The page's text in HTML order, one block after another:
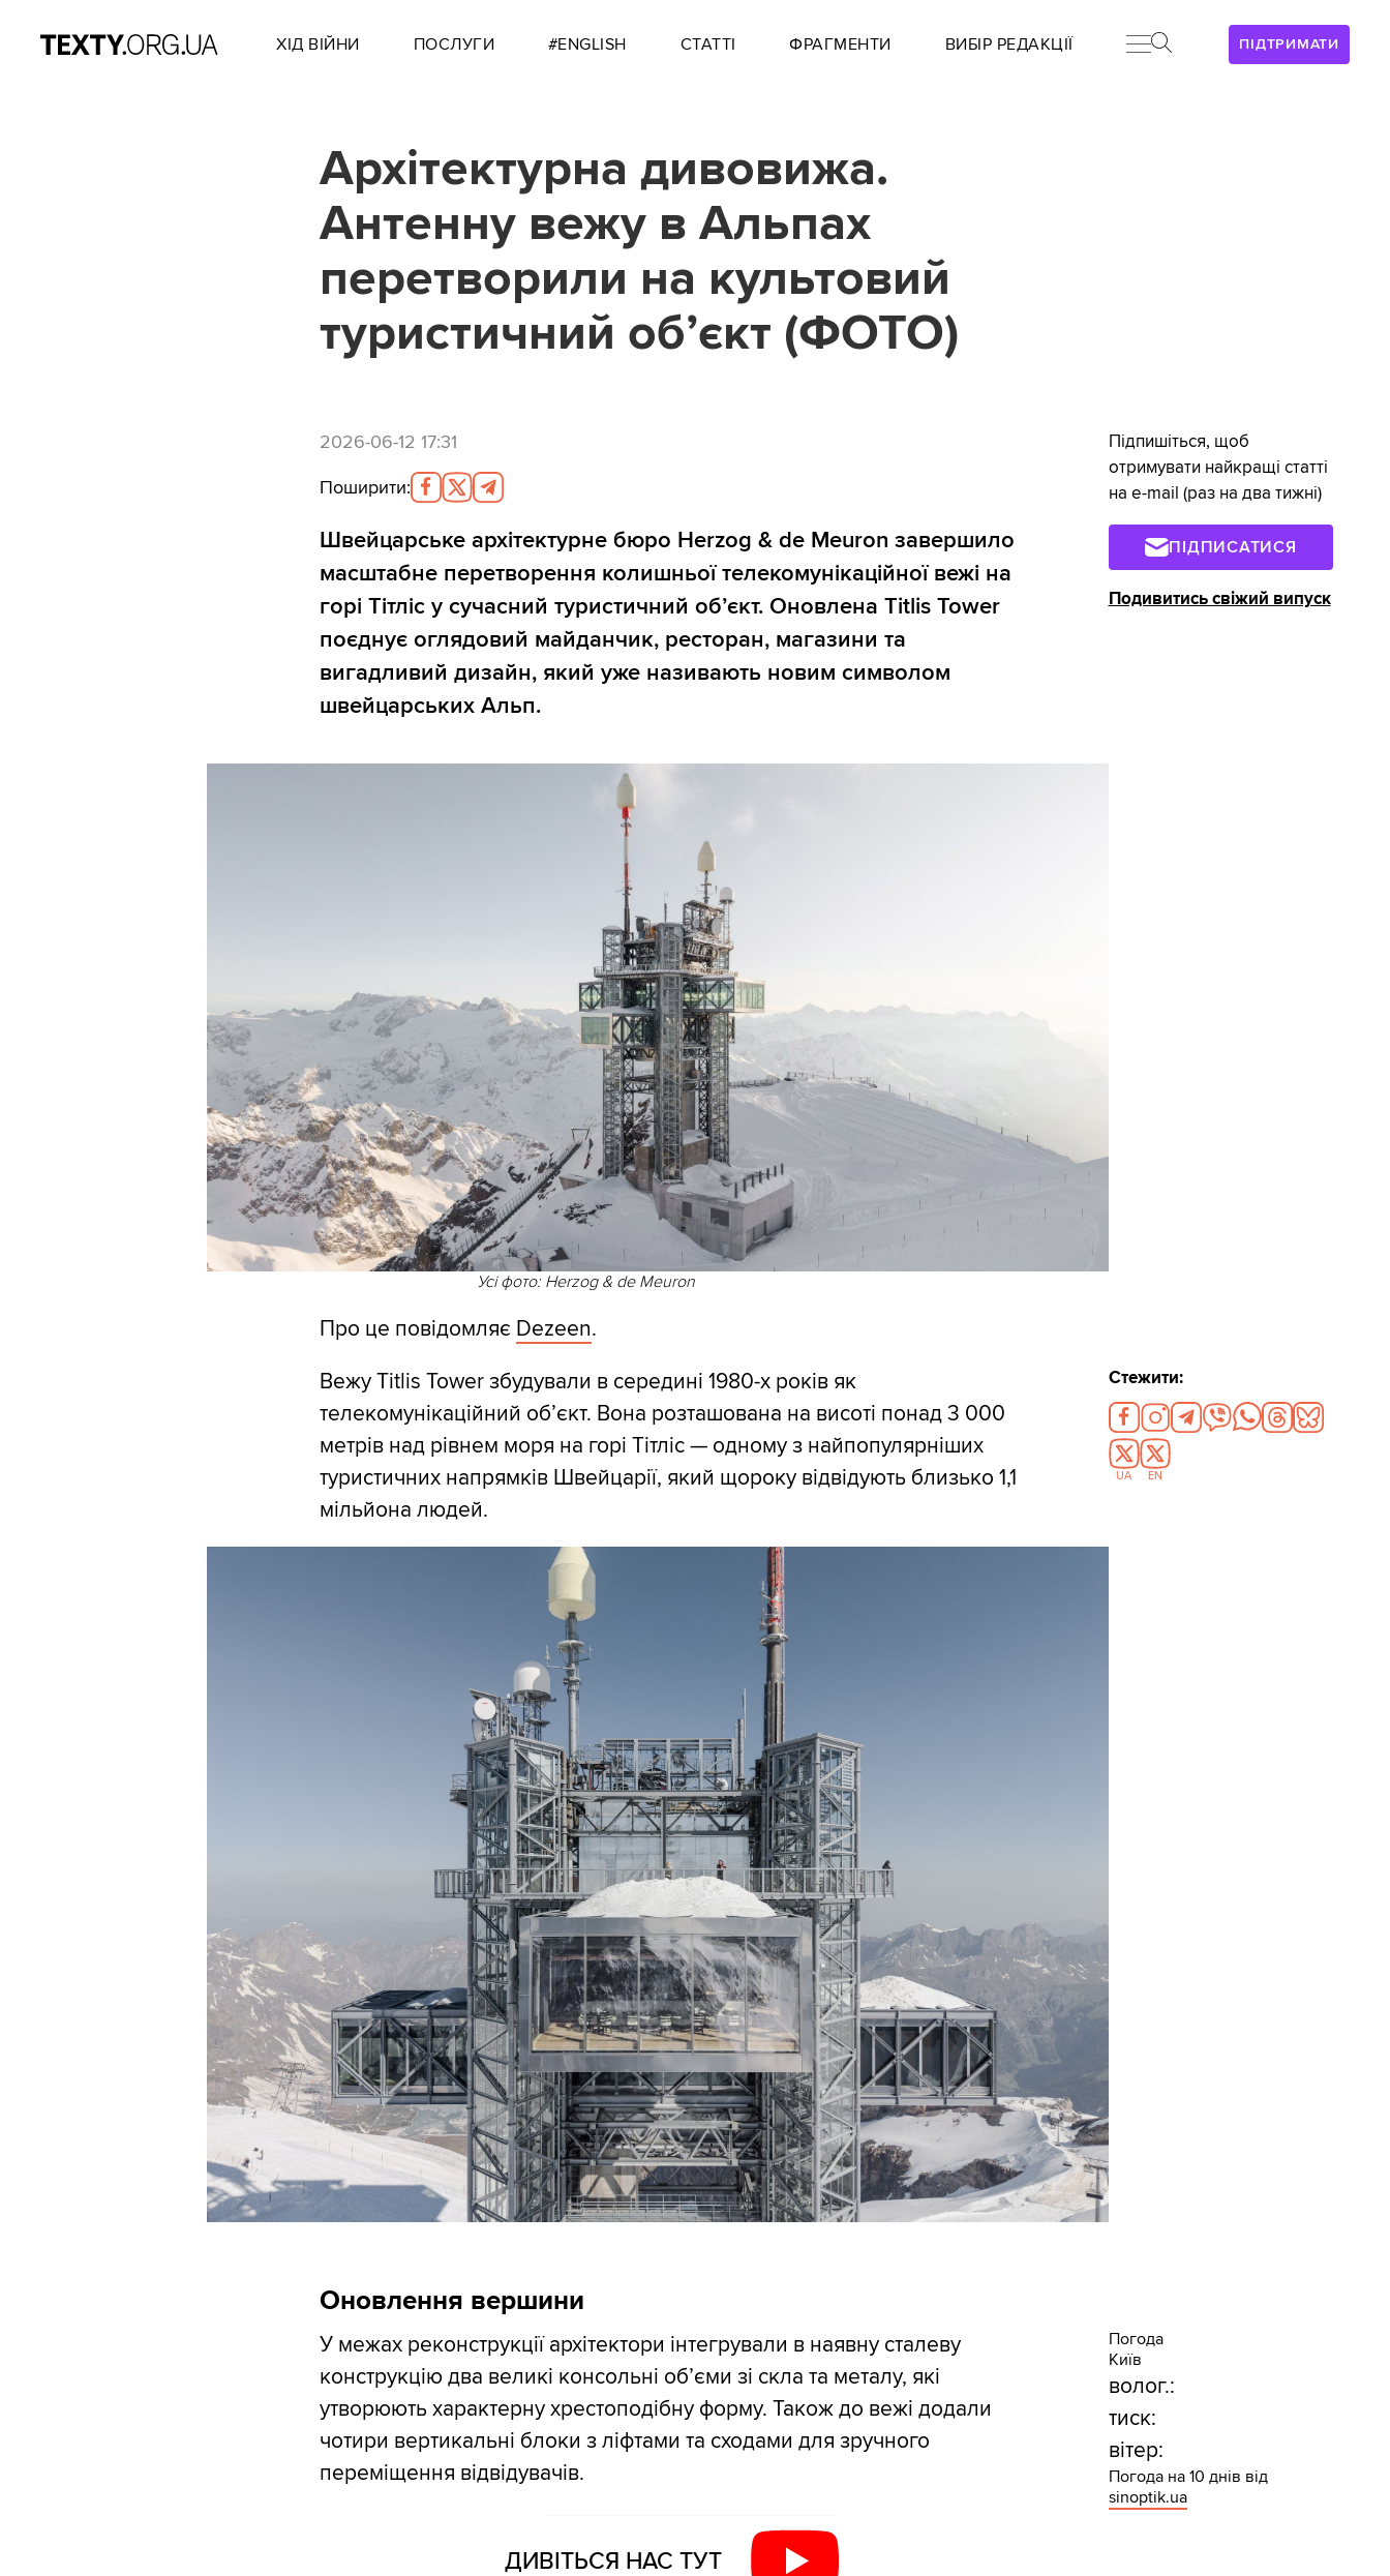
ПІДТРИМАТИ
ХІД ВІЙНИ ПОСЛУГИ #ENGLISH СТАТТІ ФРАГМЕНТИ ВИБІР РЕДАКЦІЇ
Архітектурна дивовижа.
Антенну вежу в Альпах
перетворили на культовий
туристичний об’єкт (ФОТО)
2026-06-12 17:31
Поширити:
Швейцарське архітектурне бюро Herzog & de Meuron завершило
масштабне перетворення колишньої телекомунікаційної вежі на
горі Тітліс у сучасний туристичний об’єкт. Оновлена Titlis Tower
поєднує оглядовий майданчик, ресторан, магазини та
вигадливий дизайн, який уже називають новим символом
швейцарських Альп.
Усі фото: Herzog & de Meuron
Про це повідомляє Dezeen.
Вежу Titlis Tower збудували в середині 1980-х років як
телекомунікаційний об’єкт. Вона розташована на висоті понад 3 000
метрів над рівнем моря на горі Тітліс — одному з найпопулярніших
туристичних напрямків Швейцарії, який щороку відвідують близько 1,1
мільйона людей.
Оновлення вершини
У межах реконструкції архітектори інтегрували в наявну сталеву
конструкцію два великі консольні об’єми зі скла та металу, які
утворюють характерну хрестоподібну форму. Також до вежі додали
чотири вертикальні блоки з ліфтами та сходами для зручного
переміщення відвідувачів.
ДИВІТЬСЯ НАС ТУТ
Підпишіться, щоб
отримувати найкращі статті
на e-mail (раз на два тижні)
ПІДПИСАТИСЯ
Подивитись свіжий випуск
Стежити:
UA EN
Погода
Київ
волог.:
тиск:
вітер:
Погода на 10 днів від
sinoptik.ua